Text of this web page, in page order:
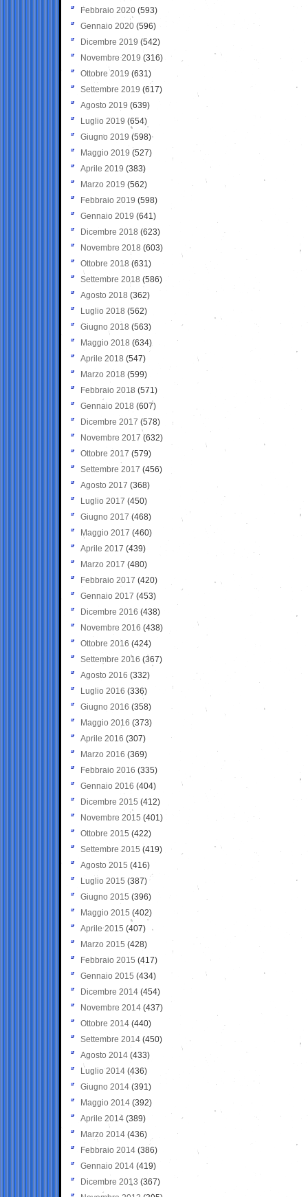
Febbraio 2020 (593)
Gennaio 2020 (596)
Dicembre 2019 (542)
Novembre 2019 (316)
Ottobre 2019 (631)
Settembre 2019 (617)
Agosto 2019 (639)
Luglio 2019 (654)
Giugno 2019 (598)
Maggio 2019 (527)
Aprile 2019 (383)
Marzo 2019 (562)
Febbraio 2019 (598)
Gennaio 2019 (641)
Dicembre 2018 (623)
Novembre 2018 (603)
Ottobre 2018 (631)
Settembre 2018 (586)
Agosto 2018 (362)
Luglio 2018 (562)
Giugno 2018 (563)
Maggio 2018 (634)
Aprile 2018 (547)
Marzo 2018 (599)
Febbraio 2018 (571)
Gennaio 2018 (607)
Dicembre 2017 (578)
Novembre 2017 (632)
Ottobre 2017 (579)
Settembre 2017 (456)
Agosto 2017 (368)
Luglio 2017 (450)
Giugno 2017 (468)
Maggio 2017 (460)
Aprile 2017 (439)
Marzo 2017 (480)
Febbraio 2017 (420)
Gennaio 2017 (453)
Dicembre 2016 (438)
Novembre 2016 (438)
Ottobre 2016 (424)
Settembre 2016 (367)
Agosto 2016 (332)
Luglio 2016 (336)
Giugno 2016 (358)
Maggio 2016 (373)
Aprile 2016 (307)
Marzo 2016 (369)
Febbraio 2016 (335)
Gennaio 2016 (404)
Dicembre 2015 (412)
Novembre 2015 (401)
Ottobre 2015 (422)
Settembre 2015 (419)
Agosto 2015 (416)
Luglio 2015 (387)
Giugno 2015 (396)
Maggio 2015 (402)
Aprile 2015 (407)
Marzo 2015 (428)
Febbraio 2015 (417)
Gennaio 2015 (434)
Dicembre 2014 (454)
Novembre 2014 (437)
Ottobre 2014 (440)
Settembre 2014 (450)
Agosto 2014 (433)
Luglio 2014 (436)
Giugno 2014 (391)
Maggio 2014 (392)
Aprile 2014 (389)
Marzo 2014 (436)
Febbraio 2014 (386)
Gennaio 2014 (419)
Dicembre 2013 (367)